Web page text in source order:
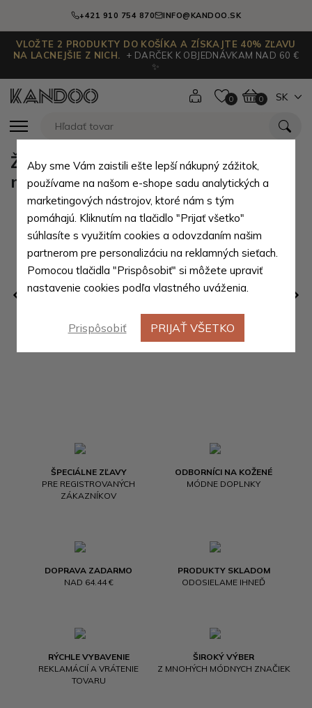
+421 910 754 870 INFO@KANDOO.SK
VLOŽTE 2 PRODUKTY DO KOŠÍKA A ZÍSKAJTE 40% ZĽAVU
NA LACNEJŠIE Z NICH.
+ DARČEK K OBJEDNÁVKAM NAD 60 €
✨
0 0 SK
ŠPECIÁLNE ZĽAVY
PRE REGISTROVANÝCH
ZÁKAZNÍKOV
ODBORNÍCI NA KOŽENÉ
MÓDNE DOPLNKY
DOPRAVA ZADARMO
NAD 64.44 €
PRODUKTY SKLADOM
ODOSIELAME IHNEĎ
RÝCHLE VYBAVENIE
REKLAMÁCIÍ A VRÁTENIE
TOVARU
ŠIROKÝ VÝBER
Z MNOHÝCH MÓDNYCH ZNAČIEK
Žltý dámsky aj detský skladací
mechanický dáždnik Aline
Aby sme Vám zaistili ešte lepší nákupný zážitok,
používame na našom e-shope sadu analytických a
marketingových nástrojov, ktoré nám s tým
pomáhajú. Kliknutím na tlačidlo "Prijať všetko"
súhlasíte s využitím cookies a odovzdaním našim
partnerom pre personalizáciu na reklamných sieťach.
Pomocou tlačidla "Prispôsobiť" si môžete upraviť
nastavenie cookies podľa vlastného uváženia.
Prispôsobiť PRIJAŤ VŠETKO